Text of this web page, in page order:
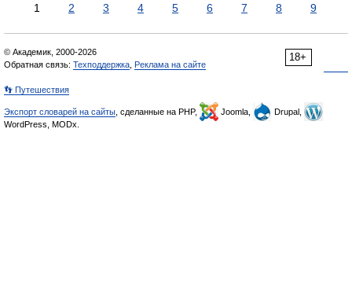
1 2 3 4 5 6 7 8 9
18+
© Академик, 2000-2026
Обратная связь: Техподдержка Реклама на сайте
👣 Путешествия
Экспорт словарей на сайты , сделанные на PHP, Joomla,
Drupal,
WordPress, MODx.